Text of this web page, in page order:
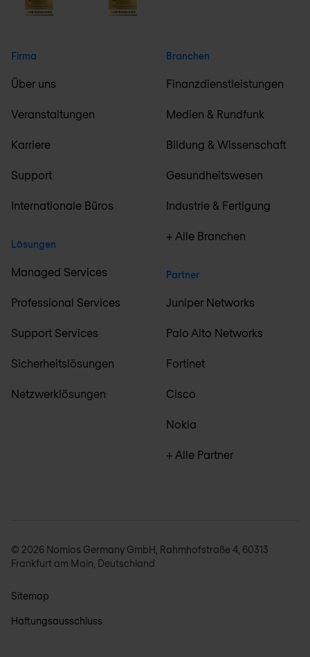
Firma
Über uns
Veranstaltungen
Karriere
Support
Internationale Büros
Lösungen
Managed Services
Professional Services
Support Services
Sicherheitslösungen
Netzwerklösungen
Branchen
Finanzdienstleistungen
Medien & Rundfunk
Bildung & Wissenschaft
Gesundheitswesen
Industrie & Fertigung
+ Alle Branchen
Partner
Juniper Networks
Palo Alto Networks
Fortinet
Cisco
Nokia
+ Alle Partner
© 2026 Nomios Germany GmbH, Rahmhofstraße 4, 60313
Frankfurt am Main, Deutschland
Sitemap
Haftungsausschluss